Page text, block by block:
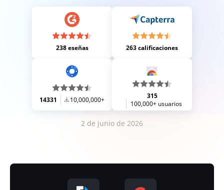
238 eseñas 263 calificaciones
14331 10,000,000+
315
100,000+ usuarios
2 de junio de 2026